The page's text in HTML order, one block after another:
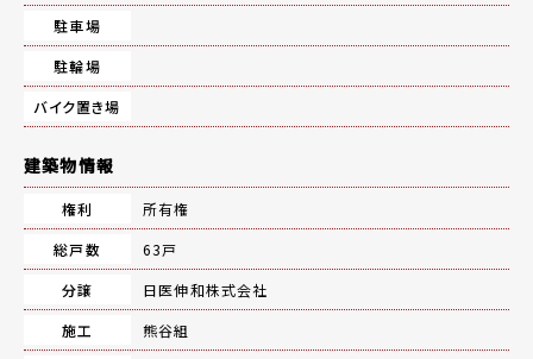
駐車場
駐輪場
バイク置き場
建築物情報
権利
所有権
総戸数
63戸
分譲
日医伸和株式会社
施工
熊谷組